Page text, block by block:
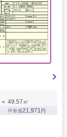
＝ 49.57㎡
坪単価21,971円